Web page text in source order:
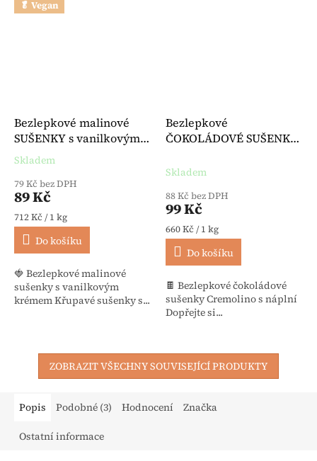
🥬 Vegan
Bezlepkové malinové
SUŠENKY s vanilkovým
krémem veganské 125 g -
Průměrné hodnocení produktu je 5,0 z 5 hvězdiček.
Skladem
79 Kč bez DPH
89 Kč
Měrná cena:
712 Kč / 1 kg
Do košíku
🍓 Bezlepkové malinové
sušenky s vanilkovým
krémem Křupavé sušenky s...
Bezlepkové
ČOKOLÁDOVÉ SUŠENKY
Hammermühle
Skladem
88 Kč bez DPH
99 Kč
Měrná cena:
660 Kč / 1 kg
Do košíku
🍫 Bezlepkové čokoládové
sušenky Cremolino s náplní
Dopřejte si...
ZOBRAZIT VŠECHNY SOUVISEJÍCÍ PRODUKTY
Popis Podobné (3) Hodnocení Značka
Ostatní informace